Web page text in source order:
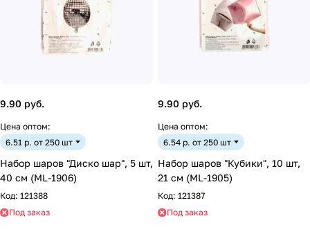
9.90 руб.
Цена оптом:
6.51 р. от 250 шт
Набор шаров "Диско шар", 5 шт,
40 см (ML-1906)
Код: 121388
Под заказ
9.90 руб.
Цена оптом:
6.54 р. от 250 шт
Набор шаров "Кубики", 10 шт,
21 см (ML-1905)
Код: 121387
Под заказ